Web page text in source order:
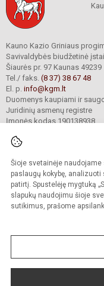
Šioje svetainėje
paslaugų kokybę,
patirtį. Spustelėję mygtuką
slapukų naudojimu šioje
sutikimus, prašome
Kauno Kazio Griniaus
Savivaldybės biudžetinė
Šiaurės pr. 97 Kaunas 49239
Tel./ faks. (8 37) 38 67 48
El. p. info@kgm.lt
Duomenys kaupiami ir
Juridinių asmenų registre
Įmonės kodas 190138938
© 2024. Kauno Kazio
Kopijuoti turinį be
Sumanus būdas